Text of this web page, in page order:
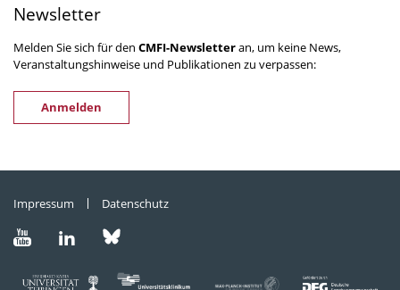
Newsletter
Melden Sie sich für den CMFI-Newsletteran, um keine News,
Veranstaltungshinweise und Publikationen zu verpassen:
Anmelden
Impressum Datenschutz
Besuchen
Sie
uns
Besuchen
uns
Besuchen
uns